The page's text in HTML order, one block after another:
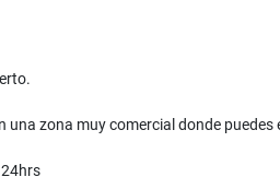
una zona muy comercial donde